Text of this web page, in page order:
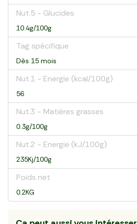
Nut.5 - Glucides
10.4g/100g
Tag spécifique
Dès 15 mois
Nut.1 - Energie (kcal/100g)
56
Nut.3 - Matières grasses
0.3g/100g
Nut.2 - Energie (kJ/100g)
235Kj/100g
Poids net
0.2KG